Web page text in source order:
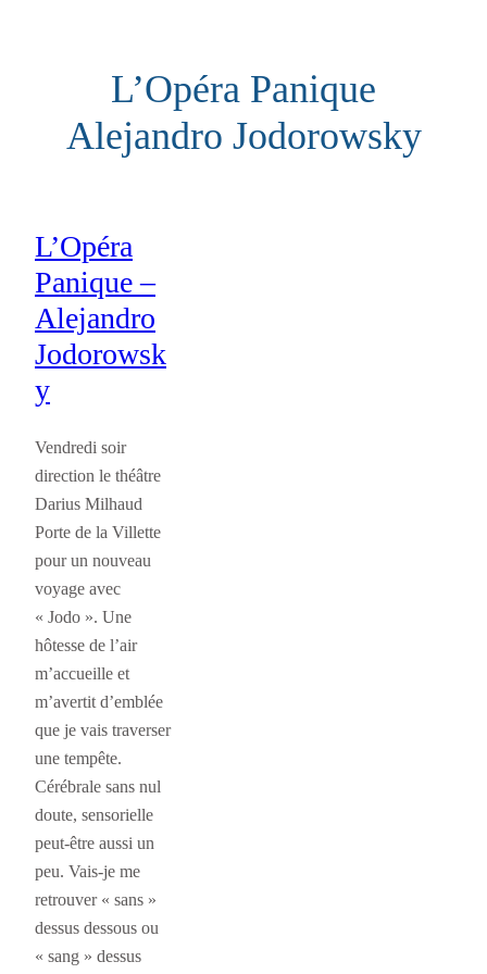
L’Opéra Panique
Alejandro Jodorowsky
L’Opéra
Panique –
Alejandro
Jodorowsk
y
Vendredi soir
direction le théâtre
Darius Milhaud
Porte de la Villette
pour un nouveau
voyage avec
« Jodo ». Une
hôtesse de l’air
m’accueille et
m’avertit d’emblée
que je vais traverser
une tempête.
Cérébrale sans nul
doute, sensorielle
peut-être aussi un
peu. Vais-je me
retrouver « sans »
dessus dessous ou
« sang » dessus